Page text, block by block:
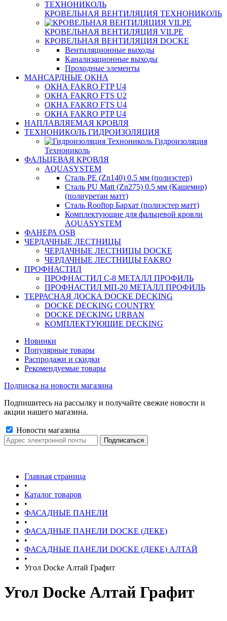
КРОВЕЛЬНАЯ ВЕНТИЛЯЦИЯ ТЕХНОНИКОЛЬ
КРОВЕЛЬНАЯ ВЕНТИЛЯЦИЯ VILPE
КРОВЕЛЬНАЯ ВЕНТИЛЯЦИЯ DOCKE
Вентиляционные выходы
Канализационные выходы
Проходные элементы
МАНСАРДНЫЕ ОКНА
ОКНА FAKRO FTP U4
ОКНА FAKRO FTS U2
ОКНА FAKRO FTS U4
ОКНА FAKRO PTP U4
НАПЛАВЛЯЕМАЯ КРОВЛЯ
ТЕХНОНИКОЛЬ ГИДРОИЗОЛЯЦИЯ
Гидроизоляция
Технониколь
ФАЛЬЦЕВАЯ КРОВЛЯ
AQUASYSTEM
Сталь PE (Zn140) 0.5 мм (полиэстер)
Сталь PU Matt (Zn275) 0.5 мм (Кашемир)
(полиуретан матт)
Сталь Rooftop Бархат (полиэстер матт)
Комплектующие для фальцевой кровли
AQUASYSTEM
ФАНЕРА OSB
ЧЕРДАЧНЫЕ ЛЕСТНИЦЫ
ЧЕРДАЧНЫЕ ЛЕСТНИЦЫ DOCKE
ЧЕРДАЧНЫЕ ЛЕСТНИЦЫ FAKRO
ПРОФНАСТИЛ
ПРОФНАСТИЛ C-8 МЕТАЛЛ ПРОФИЛЬ
ПРОФНАСТИЛ МП-20 МЕТАЛЛ ПРОФИЛЬ
ТЕРРАСНАЯ ДОСКА DOCKE DECKING
DOCKE DECKING COUNTRY
DOCKE DECKING URBAN
КОМПЛЕКТУЮЩИЕ DECKING
Новинки
Популярные товары
Распродажи и скидки
Рекомендуемые товары
Подписка на новости магазина
Подпишитесь на рассылку и получайте свежие новости и
акции нашего магазина.
Новости магазина
Главная страница
•
Каталог товаров
•
ФАСАДНЫЕ ПАНЕЛИ
•
ФАСАДНЫЕ ПАНЕЛИ DOCKE (ДЕКЕ)
•
ФАСАДНЫЕ ПАНЕЛИ DOCKE (ДЕКЕ) АЛТАЙ
•
Угол Docke Алтай Графит
Угол Docke Алтай Графит